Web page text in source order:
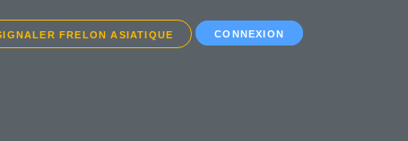
FRELON ASIATIQUE CONNEXION